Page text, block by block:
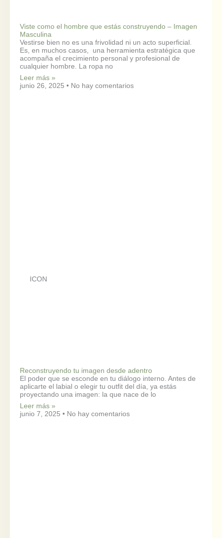
Viste como el hombre que estás construyendo – Imagen
Masculina
Vestirse bien no es una frivolidad ni un acto superficial.
Es, en muchos casos, una herramienta estratégica que
acompaña el crecimiento personal y profesional de
cualquier hombre. La ropa no
Leer más »
junio 26, 2025
No hay comentarios
ICON
Reconstruyendo tu imagen desde adentro
El poder que se esconde en tu diálogo interno. Antes de
aplicarte el labial o elegir tu outfit del día, ya estás
proyectando una imagen: la que nace de lo
Leer más »
junio 7, 2025
No hay comentarios